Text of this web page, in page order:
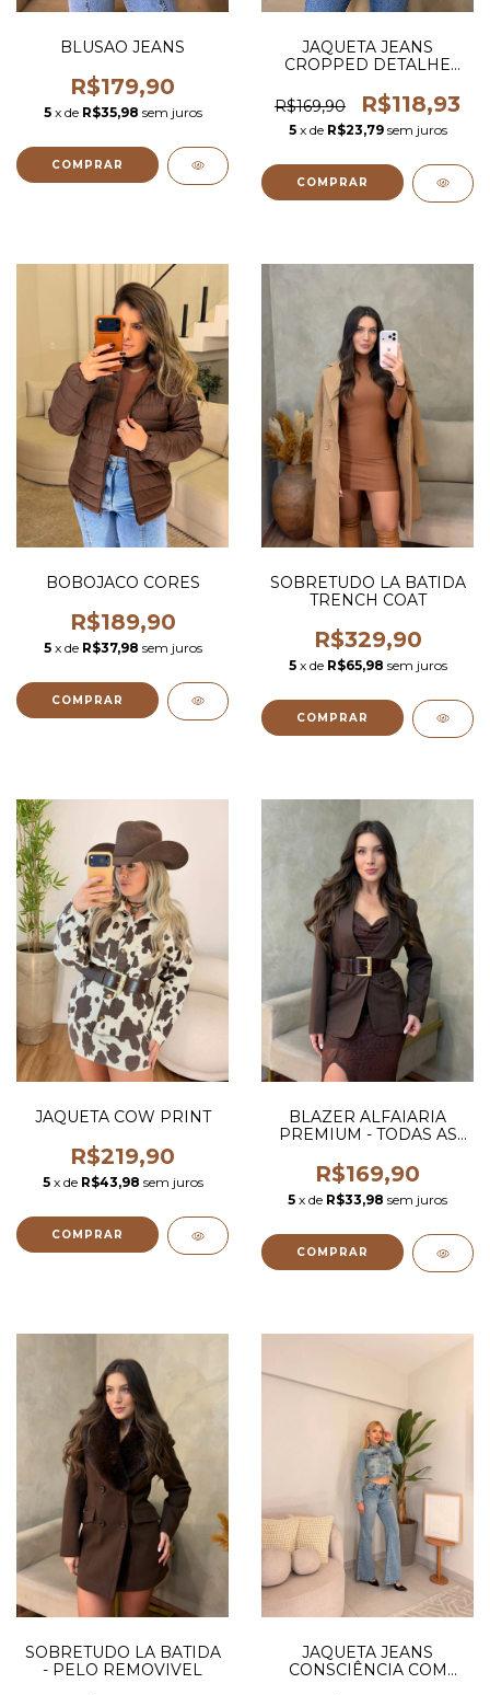
BLUSAO JEANS
R$179,90
5 x de R$35,98 sem juros
COMPRAR
JAQUETA JEANS
CROPPED DETALHE
R$169,90
R$118,93
5 x de R$23,79 sem juros
COMPRAR
BOBOJACO CORES
R$189,90
5 x de R$37,98 sem juros
COMPRAR
SOBRETUDO LA BATIDA
TRENCH COAT
R$329,90
5 x de R$65,98 sem juros
COMPRAR
JAQUETA COW PRINT
R$219,90
5 x de R$43,98 sem juros
COMPRAR
BLAZER ALFAIARIA
PREMIUM - TODAS AS
R$169,90
5 x de R$33,98 sem juros
COMPRAR
SOBRETUDO LA BATIDA
- PELO REMOVIVEL
JAQUETA JEANS
CONSCIÊNCIA COM